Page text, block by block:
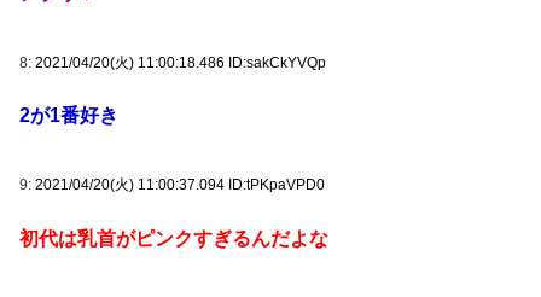
8: 2021/04/20(火) 11:00:18.486 ID:sakCkYVQp
2が1番好き
9: 2021/04/20(火) 11:00:37.094 ID:tPKpaVPD0
初代は乳首がピンクすぎるんだよな